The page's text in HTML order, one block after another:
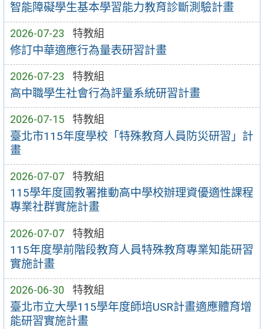
智能障礙學生基本學習能力教育診斷測驗計畫
2026-07-23 特教組
修訂中華適應行為量表研習計畫
2026-07-23 特教組
高中職學生社會行為評量系統研習計畫
2026-07-15 特教組
臺北市115年度學校「特殊教育人員防災研習」計
畫
2026-07-07 特教組
115學年度國教署推動高中學校辦理資優適性課程
專業社群實施計畫
2026-07-07 特教組
115年度學前階段教育人員特殊教育專業知能研習
實施計畫
2026-06-30 特教組
臺北市立大學115學年度師培USR計畫適應體育增
能研習實施計畫